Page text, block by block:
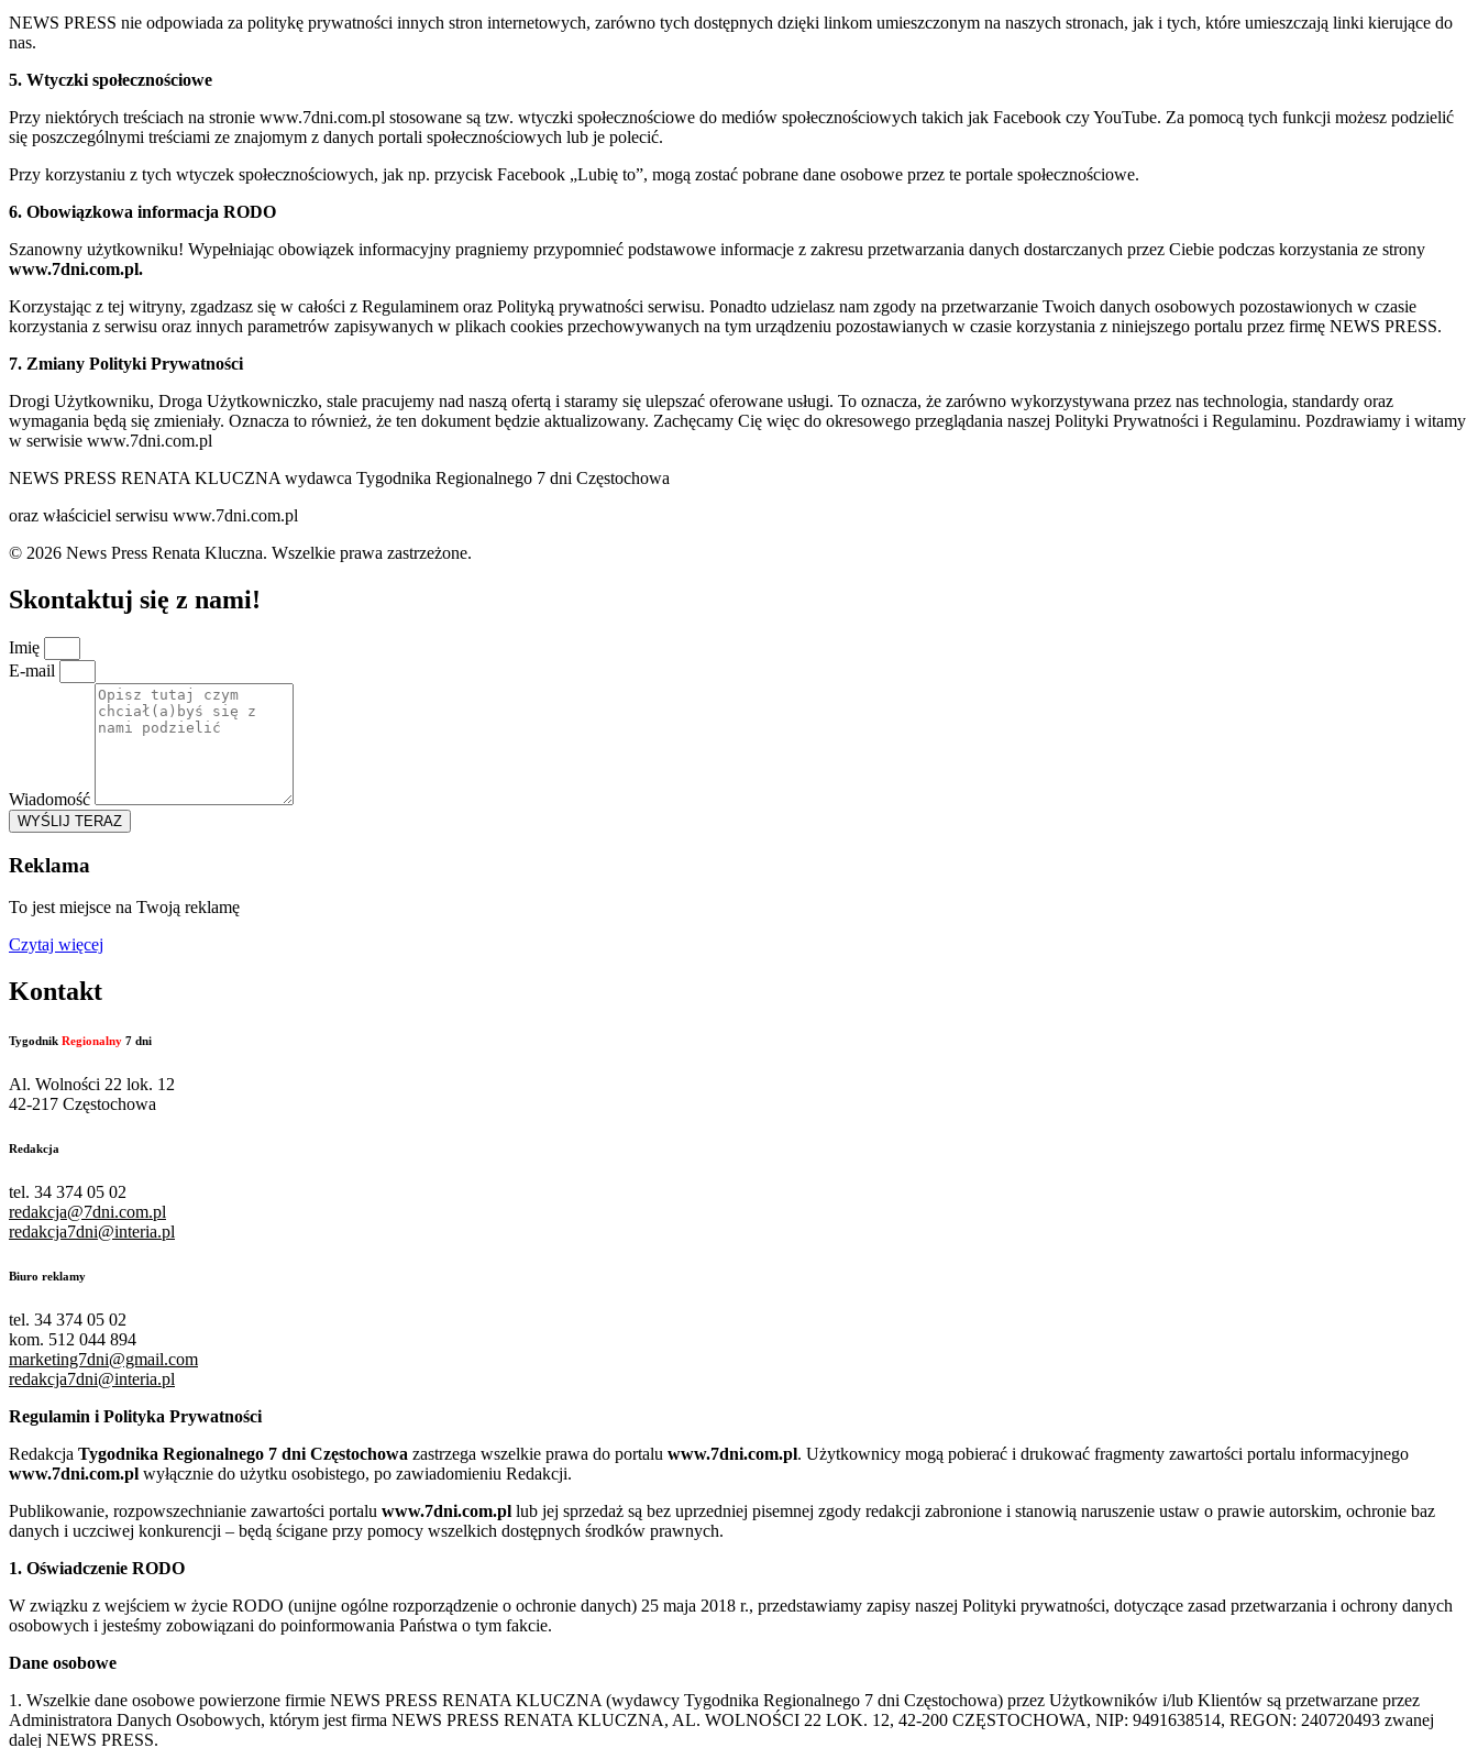
NEWS PRESS nie odpowiada za politykę prywatności innych stron internetowych, zarówno tych dostępnych dzięki linkom umieszczonym na naszych stronach, jak i tych, które umieszczają linki kierujące do
nas.
5. Wtyczki społecznościowe
Przy niektórych treściach na stronie www.7dni.com.pl stosowane są tzw. wtyczki społecznościowe do mediów społecznościowych takich jak Facebook czy YouTube. Za pomocą tych funkcji możesz podzielić
się poszczególnymi treściami ze znajomym z danych portali społecznościowych lub je polecić.
Przy korzystaniu z tych wtyczek społecznościowych, jak np. przycisk Facebook „Lubię to”, mogą zostać pobrane dane osobowe przez te portale społecznościowe.
6. Obowiązkowa informacja RODO
Szanowny użytkowniku! Wypełniając obowiązek informacyjny pragniemy przypomnieć podstawowe informacje z zakresu przetwarzania danych dostarczanych przez Ciebie podczas korzystania ze strony
www.7dni.com.pl.
Korzystając z tej witryny, zgadzasz się w całości z Regulaminem oraz Polityką prywatności serwisu. Ponadto udzielasz nam zgody na przetwarzanie Twoich danych osobowych pozostawionych w czasie
korzystania z serwisu oraz innych parametrów zapisywanych w plikach cookies przechowywanych na tym urządzeniu pozostawianych w czasie korzystania z niniejszego portalu przez firmę NEWS PRESS.
7. Zmiany Polityki Prywatności
Drogi Użytkowniku, Droga Użytkowniczko, stale pracujemy nad naszą ofertą i staramy się ulepszać oferowane usługi. To oznacza, że zarówno wykorzystywana przez nas technologia, standardy oraz
wymagania będą się zmieniały. Oznacza to również, że ten dokument będzie aktualizowany. Zachęcamy Cię więc do okresowego przeglądania naszej Polityki Prywatności i Regulaminu. Pozdrawiamy i witamy
w serwisie www.7dni.com.pl
NEWS PRESS RENATA KLUCZNA wydawca Tygodnika Regionalnego 7 dni Częstochowa
oraz właściciel serwisu www.7dni.com.pl
© 2026 News Press Renata Kluczna. Wszelkie prawa zastrzeżone.
Skontaktuj się z nami!
Imię
E-mail
Wiadomość
WYŚLIJ TERAZ
Reklama
To jest miejsce na Twoją reklamę
Czytaj więcej
Kontakt
Tygodnik Regionalny 7 dni
Al. Wolności 22 lok. 12
42-217 Częstochowa
Redakcja
tel. 34 374 05 02
redakcja@7dni.com.pl
redakcja7dni@interia.pl
Biuro reklamy
tel. 34 374 05 02
kom. 512 044 894
marketing7dni@gmail.com
redakcja7dni@interia.pl
Regulamin i Polityka Prywatności
Redakcja Tygodnika Regionalnego 7 dni Częstochowa zastrzega wszelkie prawa do portalu www.7dni.com.pl. Użytkownicy mogą pobierać i drukować fragmenty zawartości portalu informacyjnego
www.7dni.com.pl wyłącznie do użytku osobistego, po zawiadomieniu Redakcji.
Publikowanie, rozpowszechnianie zawartości portalu www.7dni.com.pl lub jej sprzedaż są bez uprzedniej pisemnej zgody redakcji zabronione i stanowią naruszenie ustaw o prawie autorskim, ochronie baz
danych i uczciwej konkurencji – będą ścigane przy pomocy wszelkich dostępnych środków prawnych.
1. Oświadczenie RODO
W związku z wejściem w życie RODO (unijne ogólne rozporządzenie o ochronie danych) 25 maja 2018 r., przedstawiamy zapisy naszej Polityki prywatności, dotyczące zasad przetwarzania i ochrony danych
osobowych i jesteśmy zobowiązani do poinformowania Państwa o tym fakcie.
Dane osobowe
1. Wszelkie dane osobowe powierzone firmie NEWS PRESS RENATA KLUCZNA (wydawcy Tygodnika Regionalnego 7 dni Częstochowa) przez Użytkowników i/lub Klientów są przetwarzane przez
Administratora Danych Osobowych, którym jest firma NEWS PRESS RENATA KLUCZNA, AL. WOLNOŚCI 22 LOK. 12, 42-200 CZĘSTOCHOWA, NIP: 9491638514, REGON: 240720493 zwanej
dalej NEWS PRESS.